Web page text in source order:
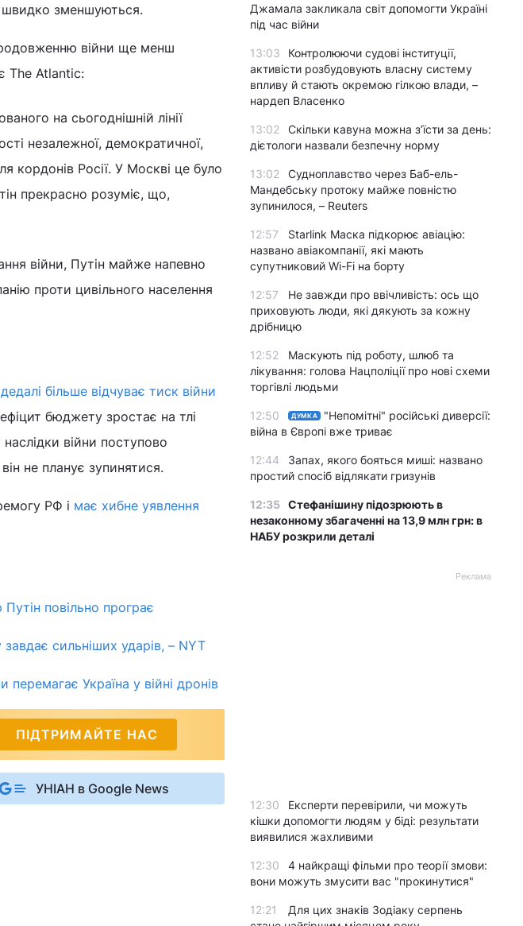
швидко зменшуються.
війни ще менш
The Atlantic:
на сьогоднішній лінії
незалежної, демократичної,
кордонів Росії. У Москві це було
прекрасно розуміє, що,
війни, Путін майже напевно
проти цивільного населення
більше відчуває тиск війни
бюджету зростає на тлі
війни поступово
не планує зупинятися.
РФ і має хибне уявлення
повільно програє
сильніших ударів, – NYT
Україна у війні дронів
ПІДТРИМАЙТЕ НАС
УНІАН в Google News
Джамала закликала світ допомогти Україні
під час війни
13:03
Контролюючи судові інституції,
активісти розбудовують власну систему
впливу й стають окремою гілкою влади, –
нардеп Власенко
13:02
Скільки кавуна можна з’їсти за день:
дієтологи назвали безпечну норму
13:02
Судноплавство через Баб-ель-
Мандебську протоку майже повністю
зупинилося, – Reuters
12:57
Starlink Маска підкорює авіацію:
названо авіакомпанії, які мають
супутниковий Wi-Fi на борту
12:57
Не завжди про ввічливість: ось що
приховують люди, які дякують за кожну
дрібницю
12:52
Маскують під роботу, шлюб та
лікування: голова Нацполіції про нові схеми
торгівлі людьми
12:50 ДУМКА
"Непомітні" російські диверсії:
війна в Європі вже триває
12:44
Запах, якого бояться миші: названо
простий спосіб відлякати гризунів
12:35 Стефанішину підозрюють в
незаконному збагаченні на 13,9 млн грн: в
НАБУ розкрили деталі
Реклама
12:30
Експерти перевірили, чи можуть
кішки допомогти людям у біді: результати
виявилися жахливими
12:30
4 найкращі фільми про теорії змови:
вони можуть змусити вас "прокинутися"
12:21
Для цих знаків Зодіаку серпень